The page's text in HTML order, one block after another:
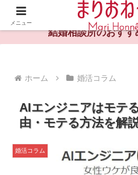
婚活や出会いの体験談・評
結婚相談所のおす
ホーム 婚活コラム
AIエンジニアはモテ
由・モテる方法を解
婚活コラム
メニュー